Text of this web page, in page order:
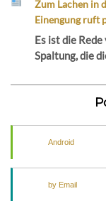
Zum Lachen in
Einengung ruft
Es ist die
Spaltung, die
Android
by Email